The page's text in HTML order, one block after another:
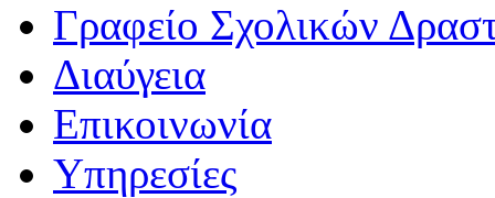
Γραφείο Σχολικών
Διαύγεια
Επικοινωνία
Υπηρεσίες